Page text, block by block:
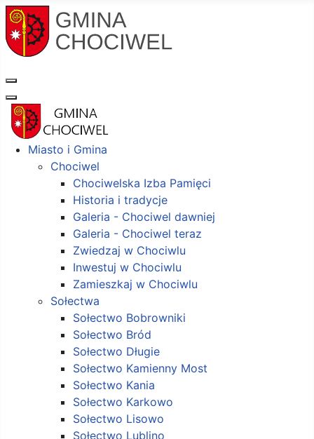
Miasto i Gmina
Chociwel
Chociwelska Izba Pamięci
Historia i tradycje
Galeria - Chociwel dawniej
Galeria - Chociwel teraz
Zwiedzaj w Chociwlu
Inwestuj w Chociwlu
Zamieszkaj w Chociwlu
Sołectwa
Sołectwo Bobrowniki
Sołectwo Bród
Sołectwo Długie
Sołectwo Kamienny Most
Sołectwo Kania
Sołectwo Karkowo
Sołectwo Lisowo
Sołectwo Lublino